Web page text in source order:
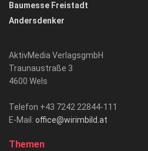
Baumesse Freistadt
Andersdenker
AktivMedia VerlagsgmbH
Traunaustraße 3
4600 Wels
Telefon +43 7242 22844-111
E-Mail: office@wirimbild.at
Themen